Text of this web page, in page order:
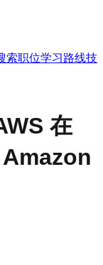
索职位学习路线技
在